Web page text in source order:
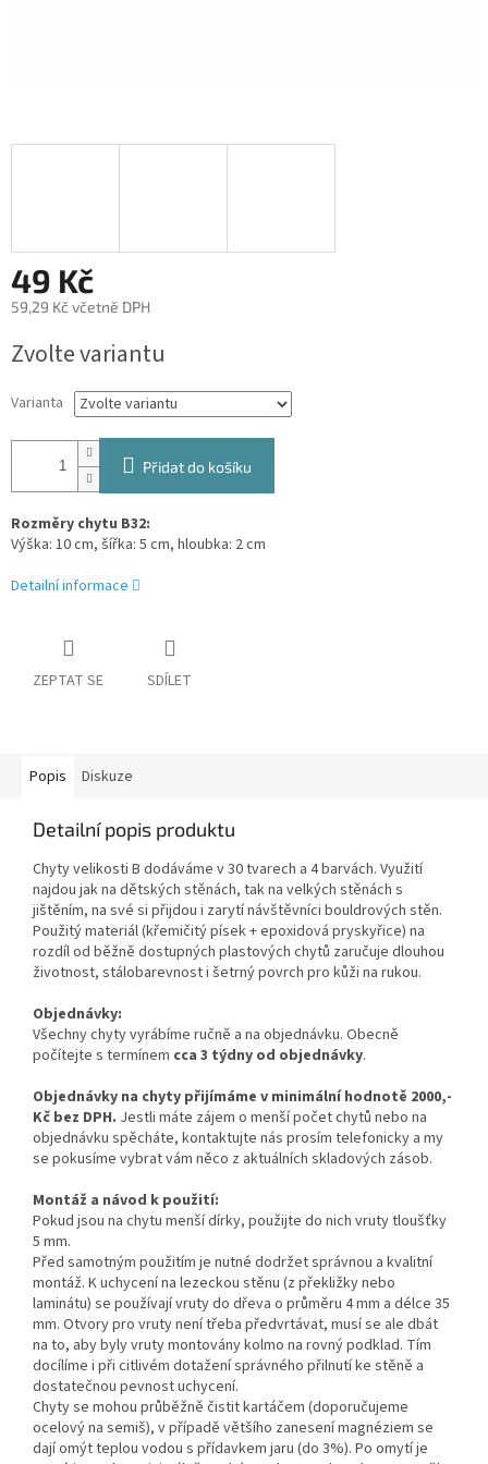
49 Kč
59,29 Kč včetně DPH
cena:
Zvolte variantu
Varianta
Přidat do košíku
Rozměry chytu B32:
Výška: 10 cm, šířka: 5 cm, hloubka: 2 cm
Detailní informace
ZEPTAT SE SDÍLET
Popis Diskuze
Detailní popis produktu
Chyty velikosti B dodáváme v 30 tvarech a 4 barvách. Využití
najdou jak na dětských stěnách, tak na velkých stěnách s
jištěním, na své si přijdou i zarytí návštěvníci bouldrových stěn.
Použitý materiál (křemičitý písek + epoxidová pryskyřice) na
rozdíl od běžně dostupných plastových chytů zaručuje dlouhou
životnost, stálobarevnost i šetrný povrch pro kůži na rukou.
Objednávky:
Všechny chyty vyrábíme ručně a na objednávku. Obecně
počítejte s termínem cca 3 týdny od objednávky.
Objednávky na chyty přijímáme v minimální hodnotě 2000,-
Kč bez DPH. Jestli máte zájem o menší počet chytů nebo na
objednávku spěcháte, kontaktujte nás prosím telefonicky a my
se pokusíme vybrat vám něco z aktuálních skladových zásob.
Montáž a návod k použití:
Pokud jsou na chytu menší dírky, použijte do nich vruty tloušťky
5 mm.
Před samotným použitím je nutné dodržet správnou a kvalitní
montáž. K uchycení na lezeckou stěnu (z překližky nebo
laminátu) se používají vruty do dřeva o průměru 4 mm a délce 35
mm. Otvory pro vruty není třeba předvrtávat, musí se ale dbát
na to, aby byly vruty montovány kolmo na rovný podklad. Tím
docílíme i při citlivém dotažení správného přilnutí ke stěně a
dostatečnou pevnost uchycení.
Chyty se mohou průběžně čistit kartáčem (doporučujeme
ocelový na semiš), v případě většího zanesení magnéziem se
dají omýt teplou vodou s přídavkem jaru (do 3%). Po omytí je